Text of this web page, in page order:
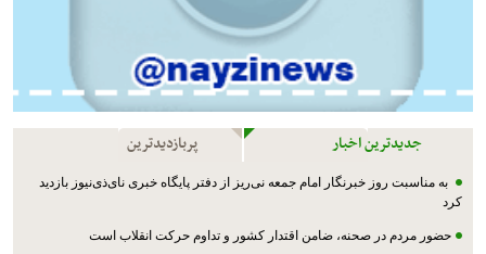
جدیدترین اخبار پربازدیدترین
به مناسبت روز خبرنگار امام جمعه نی‌ریز از دفتر پایگاه خبری نای‌ذی‌نیوز بازدید
کرد
حضور مردم در صحنه، ضامن اقتدار کشور و تداوم حرکت انقلاب است